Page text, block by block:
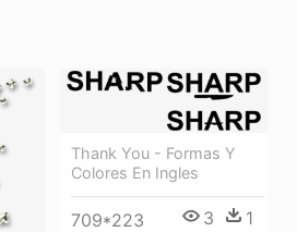
Thank You - Formas Y
Colores En Ingles
709*223 3 1